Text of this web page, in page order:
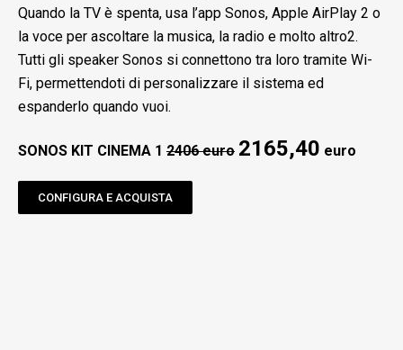
Quando la TV è spenta, usa l’app Sonos, Apple AirPlay 2 o
la voce per ascoltare la musica, la radio e molto altro2.
Tutti gli speaker Sonos si connettono tra loro tramite Wi-
Fi, permettendoti di personalizzare il sistema ed
espanderlo quando vuoi.
SONOS KIT CINEMA 1 2406 euro 2165,40 euro
CONFIGURA E ACQUISTA